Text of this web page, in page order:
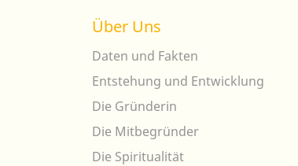
Über Uns
Daten und Fakten
Entstehung und Entwicklung
Die Gründerin
Die Mitbegründer
Die Spiritualität